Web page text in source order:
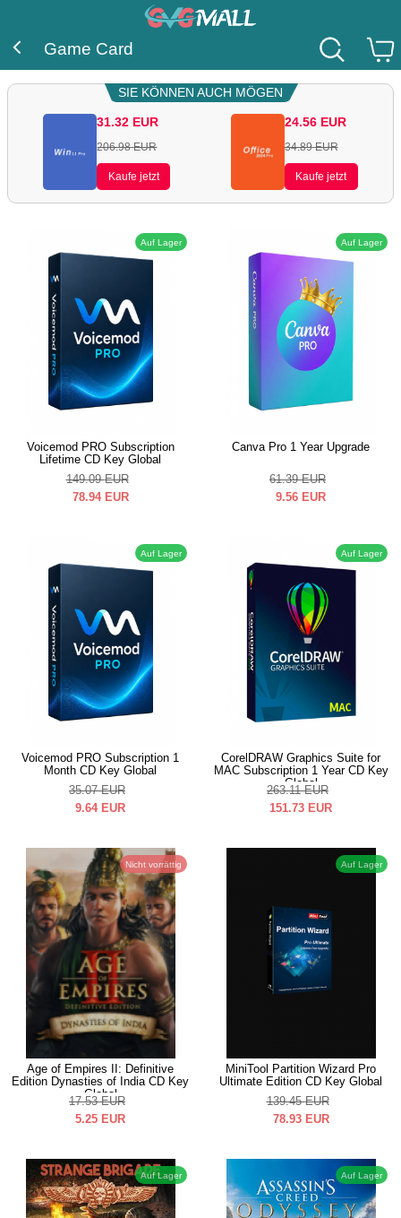
Game Card
SIE KÖNNEN AUCH MÖGEN
31.32 EUR
206.98 EUR
Kaufe jetzt
24.56 EUR
34.89 EUR
Kaufe jetzt
Auf Lager
Voicemod PRO Subscription
Lifetime CD Key Global
149.09 EUR
78.94 EUR
Auf Lager
Canva Pro 1 Year Upgrade
61.39 EUR
9.56 EUR
Auf Lager
Voicemod PRO Subscription 1
Month CD Key Global
35.07 EUR
9.64 EUR
Auf Lager
CorelDRAW Graphics Suite for
MAC Subscription 1 Year CD Key
Global
263.11 EUR
151.73 EUR
Nicht vorrättig
Age of Empires II: Definitive
Edition Dynasties of India CD Key
Global
17.53 EUR
5.25 EUR
Auf Lager
MiniTool Partition Wizard Pro
Ultimate Edition CD Key Global
139.45 EUR
78.93 EUR
Auf Lager Auf Lager